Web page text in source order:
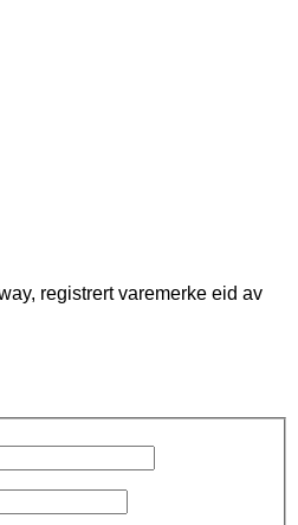
registrert varemerke eid av